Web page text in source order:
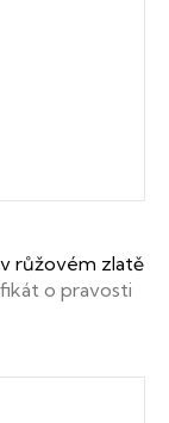
růžovém zlatě
o pravosti